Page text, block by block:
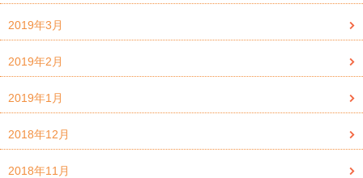
2019年3月
2019年2月
2019年1月
2018年12月
2018年11月